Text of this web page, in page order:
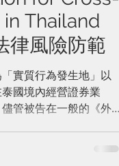
Thailand
律風險防範
實質行為發生地」以
國境內經營證券業
管被告在一般的《外